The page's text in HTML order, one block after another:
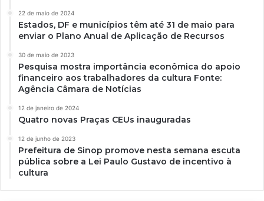
22 de maio de 2024
Estados, DF e municípios têm até 31 de maio para
enviar o Plano Anual de Aplicação de Recursos
30 de maio de 2023
Pesquisa mostra importância econômica do apoio
financeiro aos trabalhadores da cultura Fonte:
Agência Câmara de Notícias
12 de janeiro de 2024
Quatro novas Praças CEUs inauguradas
12 de junho de 2023
Prefeitura de Sinop promove nesta semana escuta
pública sobre a Lei Paulo Gustavo de incentivo à
cultura